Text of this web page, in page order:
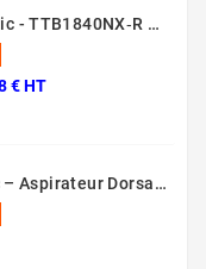
Autolaveuse Numatic - TTB1840NX‑R – (Batterie 36 V, 18 L)
€ HT
RSB150NX Numatic – Aspirateur Dorsal Pro [80 Min – 5L – 36V]